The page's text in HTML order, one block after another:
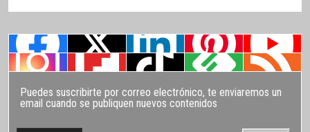
Puedes suscribirte por correo electrónico, te enviaremos un
email cuando se publiquen nuevos contenidos